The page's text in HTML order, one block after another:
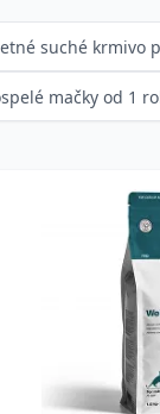
suché krmivo
mačky od 1